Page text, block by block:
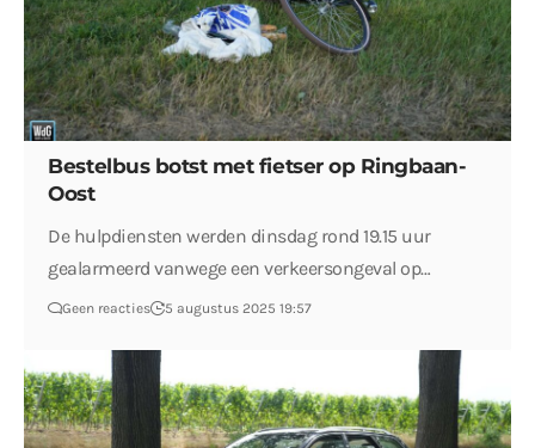
Bestelbus botst met fietser op Ringbaan-
Oost
De hulpdiensten werden dinsdag rond 19.15 uur
gealarmeerd vanwege een verkeersongeval op…
Geen reacties 5 augustus 2025 19:57